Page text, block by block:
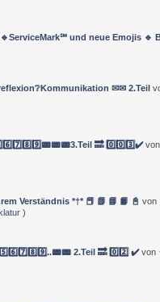
und neue Emojis 🔹
✉✉ 2.Teil
🔜 0️⃣0️⃣3️⃣✔️
Verständnis *†* 📕 📗 📘 📙 📓von
)
2.Teil 🔜 0️⃣2️⃣ ✔️von